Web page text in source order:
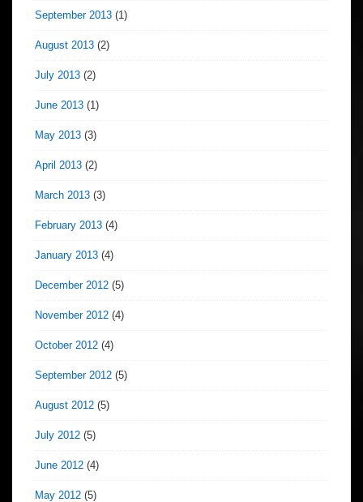
September 2013 (1)
August 2013 (2)
July 2013 (2)
June 2013 (1)
May 2013 (3)
April 2013 (2)
March 2013 (3)
February 2013 (4)
January 2013 (4)
December 2012 (5)
November 2012 (4)
October 2012 (4)
September 2012 (5)
August 2012 (5)
July 2012 (5)
June 2012 (4)
May 2012 (5)